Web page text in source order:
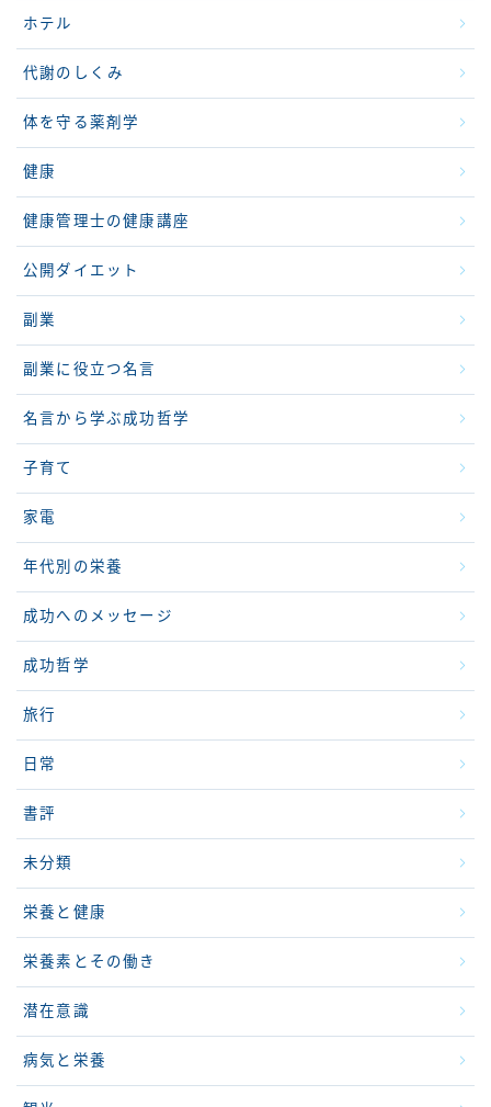
ホテル
代謝のしくみ
体を守る薬剤学
健康
健康管理士の健康講座
公開ダイエット
副業
副業に役立つ名言
名言から学ぶ成功哲学
子育て
家電
年代別の栄養
成功へのメッセージ
成功哲学
旅行
日常
書評
未分類
栄養と健康
栄養素とその働き
潜在意識
病気と栄養